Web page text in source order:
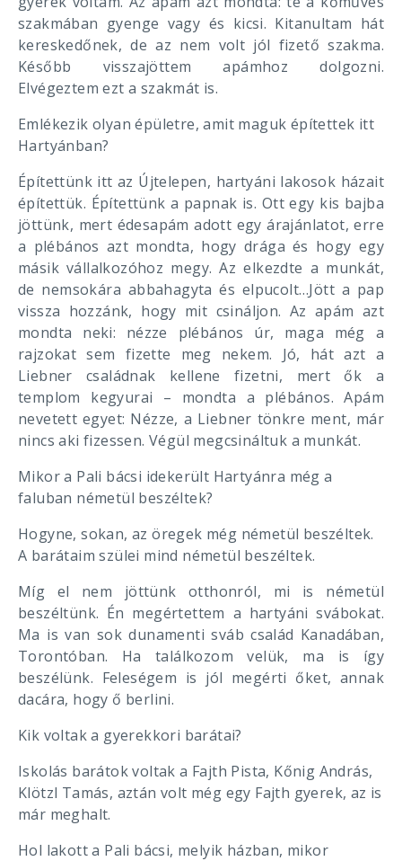
szakmában gyenge vagy és kicsi. Kitanultam hát
kereskedőnek, de az nem volt jól fizető szakma.
Később visszajöttem apámhoz dolgozni.
Elvégeztem ezt a szakmát is.
Emlékezik olyan épületre, amit maguk építettek itt
Hartyánban?
Építettünk itt az Újtelepen, hartyáni lakosok házait
építettük. Építettünk a papnak is. Ott egy kis bajba
jöttünk, mert édesapám adott egy árajánlatot, erre
a plébános azt mondta, hogy drága és hogy egy
másik vállalkozóhoz megy. Az elkezdte a munkát,
de nemsokára abbahagyta és elpucolt…Jött a pap
vissza hozzánk, hogy mit csináljon. Az apám azt
mondta neki: nézze plébános úr, maga még a
rajzokat sem fizette meg nekem. Jó, hát azt a
Liebner családnak kellene fizetni, mert ők a
templom kegyurai – mondta a plébános. Apám
nevetett egyet: Nézze, a Liebner tönkre ment, már
nincs aki fizessen. Végül megcsináltuk a munkát.
Mikor a Pali bácsi idekerült Hartyánra még a
faluban németül beszéltek?
Hogyne, sokan, az öregek még németül beszéltek.
A barátaim szülei mind németül beszéltek.
Míg el nem jöttünk otthonról, mi is németül
beszéltünk. Én megértettem a hartyáni svábokat.
Ma is van sok dunamenti sváb család Kanadában,
Torontóban. Ha találkozom velük, ma is így
beszélünk. Feleségem is jól megérti őket, annak
dacára, hogy ő berlini.
Kik voltak a gyerekkori barátai?
Iskolás barátok voltak a Fajth Pista, Kőnig András,
Klötzl Tamás, aztán volt még egy Fajth gyerek, az is
már meghalt.
Hol lakott a Pali bácsi, melyik házban, mikor